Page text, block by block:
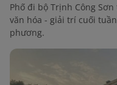
Phố đi bộ Trịnh Công
văn hóa - giải trí cuối
phương.